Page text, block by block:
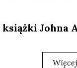
Joh­na
Więcej